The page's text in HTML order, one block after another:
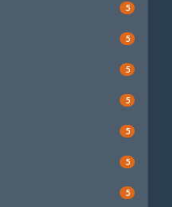
5
5
5
5
5
5
5